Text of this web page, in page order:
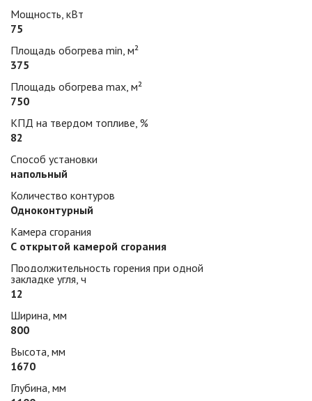
Мощность, кВт
75
Площадь обогрева min, м²
375
Площадь обогрева max, м²
750
КПД на твердом топливе, %
82
Способ установки
напольный
Количество контуров
Одноконтурный
Камера сгорания
С открытой камерой сгорания
Продолжительность горения при одной
закладке угля, ч
12
Ширина, мм
800
Высота, мм
1670
Глубина, мм